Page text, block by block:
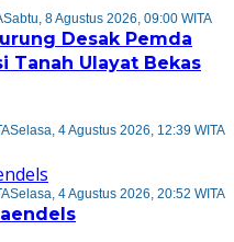
Sabtu, 8 Agustus 2026, 09:00 WITA
Desak Pemda
Tanah Ulayat Bekas
Selasa, 4 Agustus 2026, 12:39 WITA
Selasa, 4 Agustus 2026, 20:52 WITA